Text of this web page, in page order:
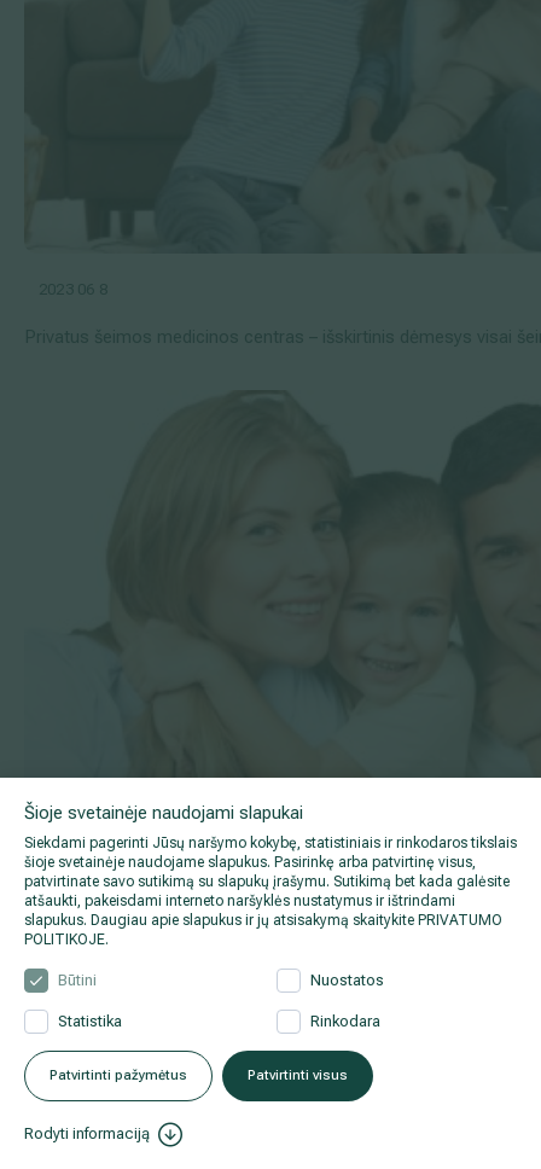
Šioje svetainėje naudojami slapukai
Siekdami pagerinti Jūsų naršymo kokybę, statistiniais ir rinkodaros tikslais
šioje svetainėje naudojame slapukus. Pasirinkę arba patvirtinę visus,
patvirtinate savo sutikimą su slapukų įrašymu. Sutikimą bet kada galėsite
atšaukti, pakeisdami interneto naršyklės nustatymus ir ištrindami
slapukus. Daugiau apie slapukus ir jų atsisakymą skaitykite PRIVATUMO
POLITIKOJE.
Būtini Nuostatos
Statistika Rinkodara
Patvirtinti pažymėtus Patvirtinti visus
Rodyti informaciją
2023 06 8
Privatus šeimos medicinos centras – išskirtinis dėmesys visai
Kas yra pediatras ir kokias ligas jis gydo?